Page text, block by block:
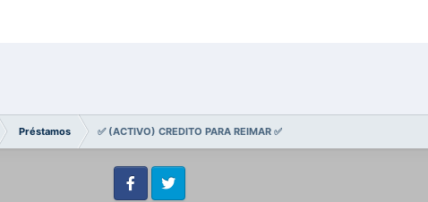
Préstamos ✅️ (ACTIVO) CREDITO PARA REIMAR ✅️
FacebookTwitter